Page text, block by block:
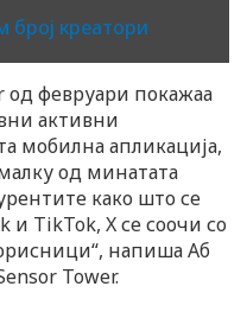
број креатори
од февруари покажаа
активни
мобилна апликација,
од минатата
како што се
и TikTok, X се соочи со
напиша Аб
Tower.